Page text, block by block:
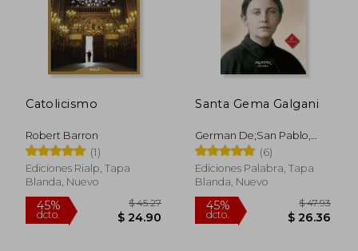
Catolicismo
Robert Barron
(1)
Ediciones Rialp, Tapa
Blanda, Nuevo
Santa Gema Galgani
German De;San Pablo,
Basilio De San Estanislao
(6)
Ediciones Palabra, Tapa
Blanda, Nuevo